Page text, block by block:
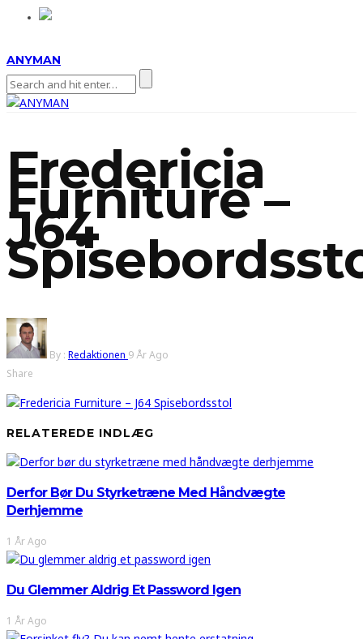
ANYMAN
Fredericia
Furniture –
J64
By : Redaktionen 9 År Ago
Share
RELATEREDE INDLÆG
Derfor Bør Du Styrketræne Med Håndvægte
Derhjemme
1 År Ago
Du Glemmer Aldrig Et Password Igen
1 År Ago